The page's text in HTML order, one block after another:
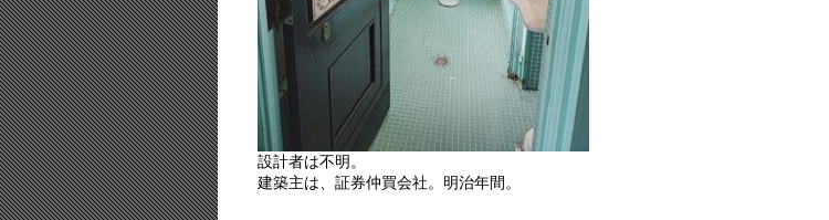
設計者は不明。
建築主は、証券仲買会社。明治年間。